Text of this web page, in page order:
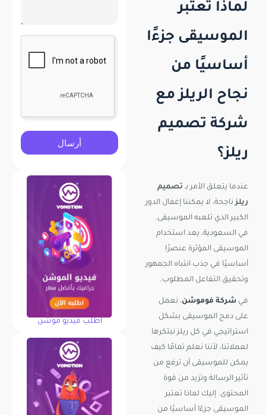
لماذا تعتبر
الموسيقى جزءًا
أساسيًا من
نجاح الريلز مع
شركة تصميم
ريلز؟
عندما يتعلق الأمر بـ تصميم
ريلزناجحة، لا يمكننا إغفال الدور
الكبير الذي تلعبه الموسيقى.
في السعودية، يعد استخدام
الموسيقى المؤثرة عنصرًا
أساسيًا في جذب انتباه الجمهور
وتحقيق التفاعل المطلوب.
في شركة فوموشن، نعمل
على دمج الموسيقى بشكل
استراتيجي في كل ريلز نبتكرها
لعملائنا، لأننا نعلم تمامًا كيف
يمكن للموسيقى أن ترفع من
تأثير الرسالة وتزيد من قوة
المحتوى. إليك لماذا تعتبر
الموسيقى جزءًا أساسيًا من
أرسال
اطلب فيديو موشن